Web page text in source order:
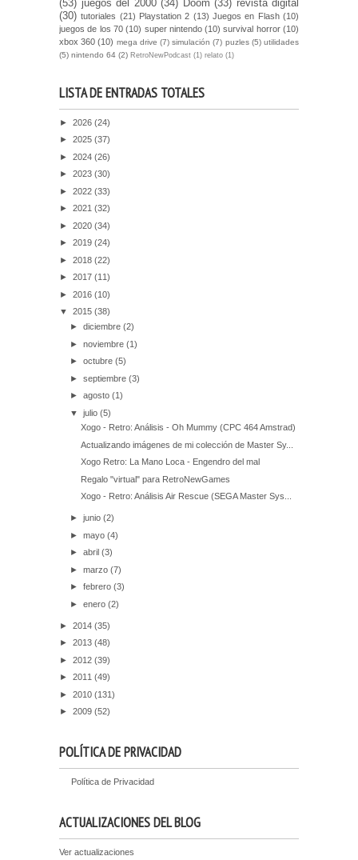
(53) juegos del 2000 (34) Doom (33) revista digital
(30) tutoriales (21) Playstation 2 (13) Juegos en Flash (10)
juegos de los 70 (10) super nintendo (10) survival horror (10)
xbox 360 (10) mega drive (7) simulación (7) puzles (5) utilidades
(5) nintendo 64 (2) RetroNewPodcast (1) relato (1)
LISTA DE ENTRADAS TOTALES
► 2026 (24)
► 2025 (37)
► 2024 (26)
► 2023 (30)
► 2022 (33)
► 2021 (32)
► 2020 (34)
► 2019 (24)
► 2018 (22)
► 2017 (11)
► 2016 (10)
▼ 2015 (38)
►diciembre(2)
►noviembre(1)
►octubre(5)
►septiembre(3)
►agosto(1)
▼julio(5)
Xogo - Retro: Análisis - Oh Mummy (CPC 464 Amstrad)
Actualizando imágenes de mi colección de Master Sy...
Xogo Retro: La Mano Loca - Engendro del mal
Regalo "virtual" para RetroNewGames
Xogo - Retro: Análisis Air Rescue (SEGA Master Sys...
►junio(2)
►mayo(4)
►abril(3)
►marzo(7)
►febrero(3)
►enero(2)
► 2014 (35)
► 2013 (48)
► 2012 (39)
► 2011 (49)
► 2010 (131)
► 2009 (52)
POLÍTICA DE PRIVACIDAD
Política de Privacidad
ACTUALIZACIONES DEL BLOG
Ver actualizaciones